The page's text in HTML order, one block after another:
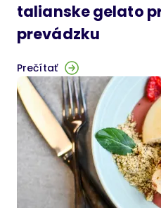
talianske gelato
prevádzku
Prečítať